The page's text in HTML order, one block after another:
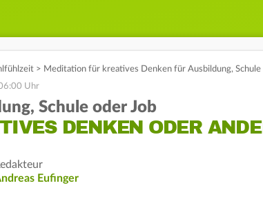
> Meditation für kreatives Denken für Ausbildung, Schule
Uhr
Schule oder Job
DENKEN ODER
Eufinger